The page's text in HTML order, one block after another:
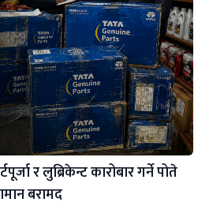
र लुब्रिकेन्ट कारोबार गर्ने पोते
बरामद